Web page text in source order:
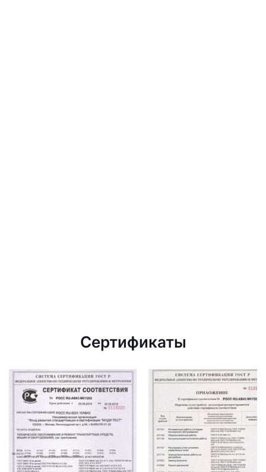
Сертификаты